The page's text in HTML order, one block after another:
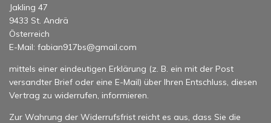
Jakling 47
9433 St. Andrä
Österreich
E-Mail: fabian917bs@gmail.com
mittels einer eindeutigen Erklärung (z. B. ein mit der Post
versandter Brief oder eine E-Mail) über Ihren Entschluss, diesen
Vertrag zu widerrufen, informieren.
Zur Wahrung der Widerrufsfrist reicht es aus, dass Sie die